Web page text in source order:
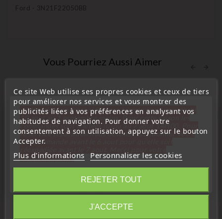
Ford - 3N21F22050BB
Vous Pourriez Aussi Aimer
Ce site Web utilise ses propres cookies et ceux de tiers
pour améliorer nos services et vous montrer des
publicités liées à vos préférences en analysant vos
habitudes de navigation. Pour donner votre
consentement à son utilisation, appuyez sur le bouton
Accepter.
Plus d'informations Personnaliser les cookies
REJETER TOUT
J'ACCEPTE
« Attention, notre société sera fermée pour congés du
10 aout au 1 septembre inclus. Pour cette raison les
commandes sont traitées jusqu'au 7 aout 14H00. Pour
le service réparation nous devons réceptionner votre
télécommande avant le 6 aout pour qu'elle soit
compréhension»
Fermer
Information